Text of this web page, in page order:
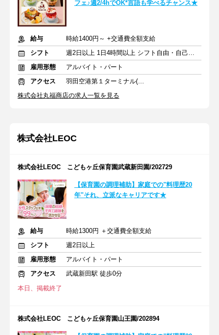
フェ♪週2/4hでOK*言語も学べるチャンス★
給与
時給1400円～ +交通費全額支給
シフト
週2日以上 1日4時間以上 シフト自由・自己申告
雇用形態
アルバイト・パート
アクセス
羽田空港第１ターミナル(東京モノレール・ＪＡＬ利用)駅 徒歩3分
株式会社丸福商店の求人一覧を見る
株式会社LEOC
株式会社LEOC こどもヶ丘保育園武蔵新田園/202729
【保育園の調理補助】家庭での"料理歴20
年"それ、立派なキャリアです★
給与
時給1300円 ＋交通費全額支給
シフト
週2日以上
雇用形態
アルバイト・パート
アクセス
武蔵新田駅 徒歩0分
本日、掲載終了
株式会社LEOC こどもヶ丘保育園山王園/202894